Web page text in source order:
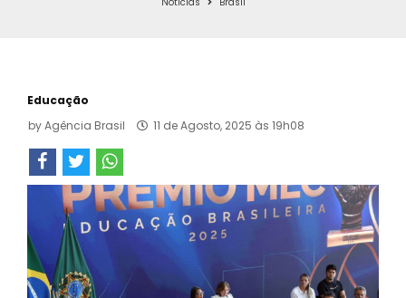
Educação
byAgência Brasil 11 de Agosto, 2025 às 19h08